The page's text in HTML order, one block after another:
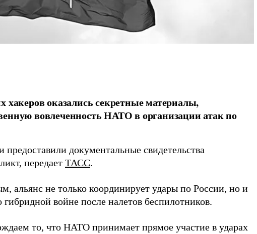
хакеров оказались секретные материалы,
вовлеченность НАТО в организации атак по
документальные свидетельства
передает ТАСС.
альянс не только координирует удары по России, но и
гибридной войне после налетов беспилотников.
то, что НАТО принимает прямое участие в ударах